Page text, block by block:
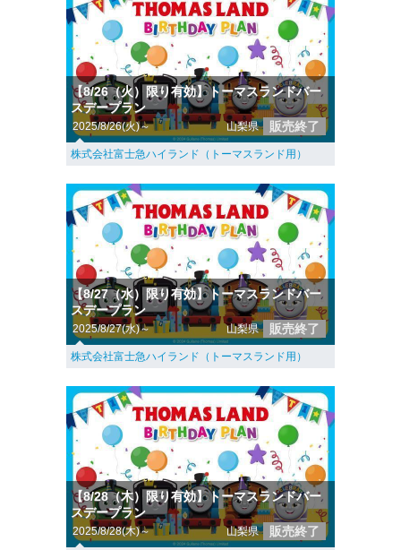
【8/26（火）限り有効】トーマスランドバー
スデープラン
2025/8/26(火)～ 山梨県 販売終了
株式会社富士急ハイランド（トーマスランド用）
【8/27（水）限り有効】トーマスランドバー
スデープラン
2025/8/27(水)～ 山梨県 販売終了
株式会社富士急ハイランド（トーマスランド用）
【8/28（木）限り有効】トーマスランドバー
スデープラン
2025/8/28(木)～ 山梨県 販売終了